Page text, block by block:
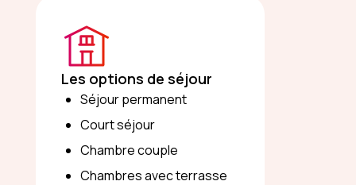
Les options de séjour
Séjour permanent
Court séjour
Chambre couple
Chambres avec terrasse